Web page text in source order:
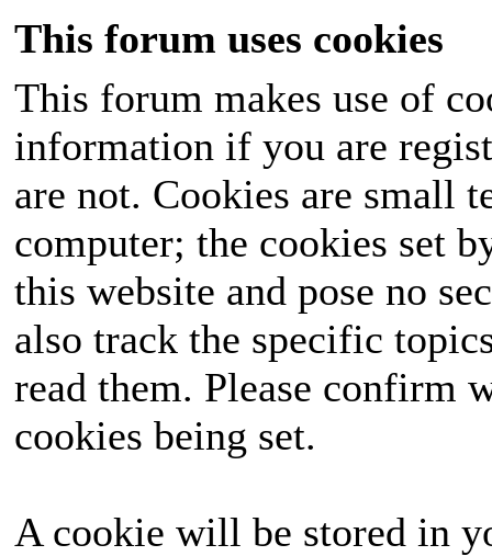
This forum uses cookies
This forum makes use of
information if you are
are not. Cookies are small
computer; the cookies set
this website and pose no
also track the specific
read them. Please confirm
cookies being set.
A cookie will be stored in